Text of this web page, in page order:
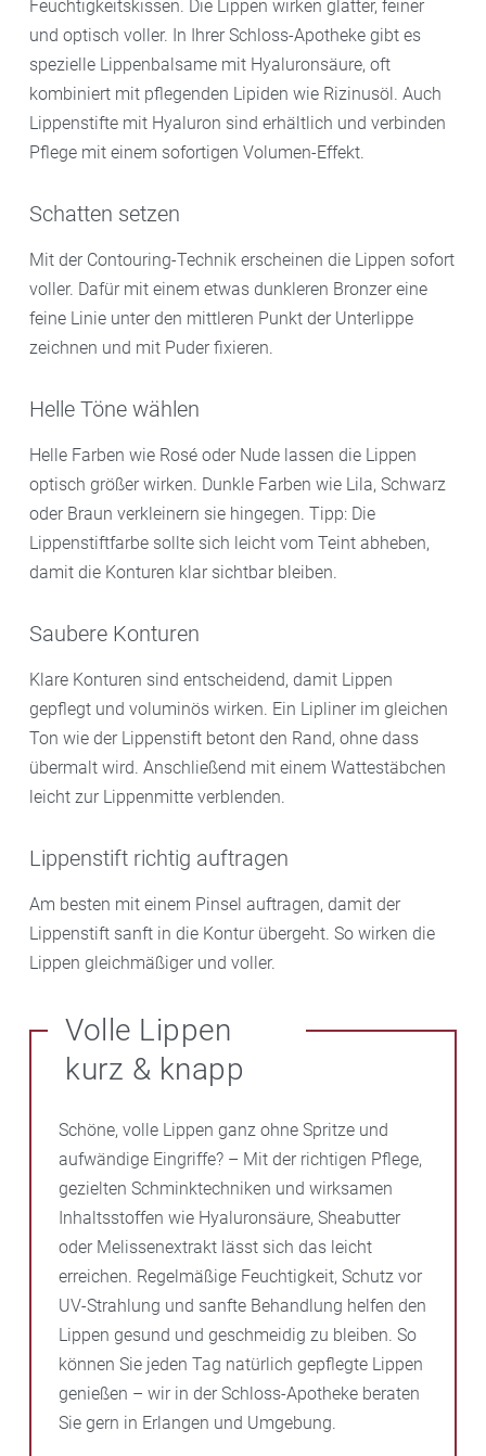
Feuchtigkeitskissen. Die Lippen wirken glatter, feiner
und optisch voller. In Ihrer Schloss-Apotheke gibt es
spezielle Lippenbalsame mit Hyaluronsäure, oft
kombiniert mit pflegenden Lipiden wie Rizinusöl. Auch
Lippenstifte mit Hyaluron sind erhältlich und verbinden
Pflege mit einem sofortigen Volumen-Effekt.
Schatten setzen
Mit der Contouring-Technik erscheinen die Lippen sofort
voller. Dafür mit einem etwas dunkleren Bronzer eine
feine Linie unter den mittleren Punkt der Unterlippe
zeichnen und mit Puder fixieren.
Helle Töne wählen
Helle Farben wie Rosé oder Nude lassen die Lippen
optisch größer wirken. Dunkle Farben wie Lila, Schwarz
oder Braun verkleinern sie hingegen. Tipp: Die
Lippenstiftfarbe sollte sich leicht vom Teint abheben,
damit die Konturen klar sichtbar bleiben.
Saubere Konturen
Klare Konturen sind entscheidend, damit Lippen
gepflegt und voluminös wirken. Ein Lipliner im gleichen
Ton wie der Lippenstift betont den Rand, ohne dass
übermalt wird. Anschließend mit einem Wattestäbchen
leicht zur Lippenmitte verblenden.
Lippenstift richtig auftragen
Am besten mit einem Pinsel auftragen, damit der
Lippenstift sanft in die Kontur übergeht. So wirken die
Lippen gleichmäßiger und voller.
Volle Lippen
kurz & knapp
Schöne, volle Lippen ganz ohne Spritze und
aufwändige Eingriffe? – Mit der richtigen Pflege,
gezielten Schminktechniken und wirksamen
Inhaltsstoffen wie Hyaluronsäure, Sheabutter
oder Melissenextrakt lässt sich das leicht
erreichen. Regelmäßige Feuchtigkeit, Schutz vor
UV-Strahlung und sanfte Behandlung helfen den
Lippen gesund und geschmeidig zu bleiben. So
können Sie jeden Tag natürlich gepflegte Lippen
genießen – wir in der Schloss-Apotheke beraten
Sie gern in Erlangen und Umgebung.